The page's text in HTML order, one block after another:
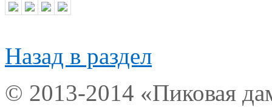
Назад в раздел
© 2013-2014 «Пиковая